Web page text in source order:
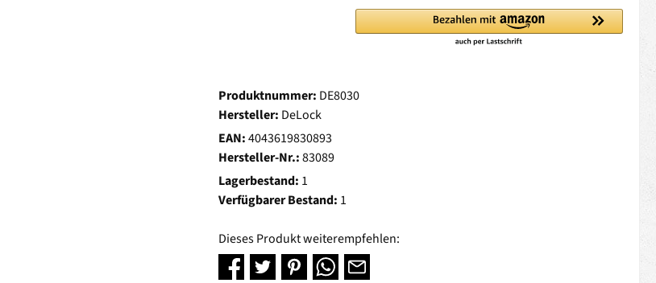
Produktnummer: DE8030
Hersteller: DeLock
EAN:4043619830893
Hersteller-Nr.:83089
Lagerbestand: 1
Verfügbarer Bestand: 1
Dieses Produkt weiterempfehlen: